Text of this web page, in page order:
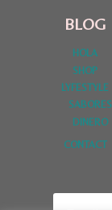
BLOG
HOLA
SHOP
LYFESTYLE
SABORES
DINERO
CONTACT